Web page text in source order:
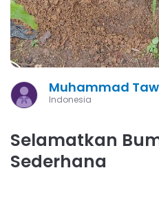
Muhammad
Indonesia
Selamatkan
Sederhana